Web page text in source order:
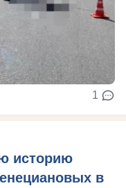
1
историю
в